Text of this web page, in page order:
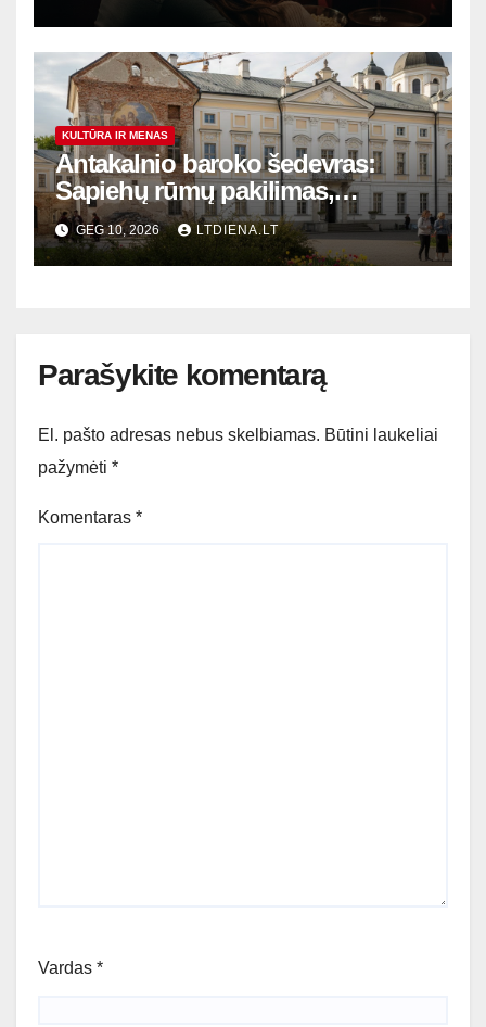
KULTŪRA IR MENAS
Antakalnio baroko šedevras:
Sapiehų rūmų pakilimas,
nuopuolis ir šiuolaikinis
atgimimas
GEG 10, 2026 LTDIENA.LT
Parašykite komentarą
El. pašto adresas nebus skelbiamas. Būtini laukeliai
pažymėti *
Komentaras *
Vardas *